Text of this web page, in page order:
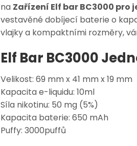
na Zařízení Elf bar BC3000 pro
vestavěné dobíjecí baterie o
vlajky a kompaktními rozměry,
Elf Bar BC3000
Velikost: 69 mm x 41 mm x 19 mm
Kapacita e-liquidu: 10ml
Síla nikotinu: 50 mg (5%)
Kapacita baterie: 650 mAh
Puffy: 3000puffů